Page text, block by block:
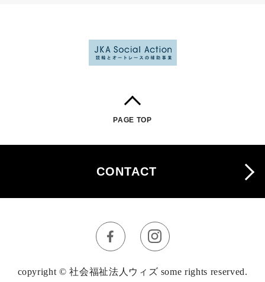
PAGE TOP
CONTACT
copyright © 社会福祉法人ウィズ some rights reserved.